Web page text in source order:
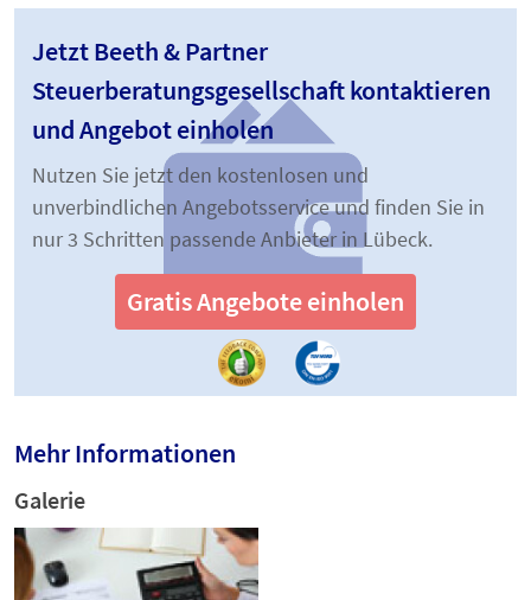
Jetzt Beeth & Partner
Steuerberatungsgesellschaft kontaktieren
und Angebot einholen
Nutzen Sie jetzt den kostenlosen und
unverbindlichen Angebotsservice und finden Sie in
nur 3 Schritten passende Anbieter in Lübeck.
Gratis Angebote einholen
Mehr Informationen
Galerie